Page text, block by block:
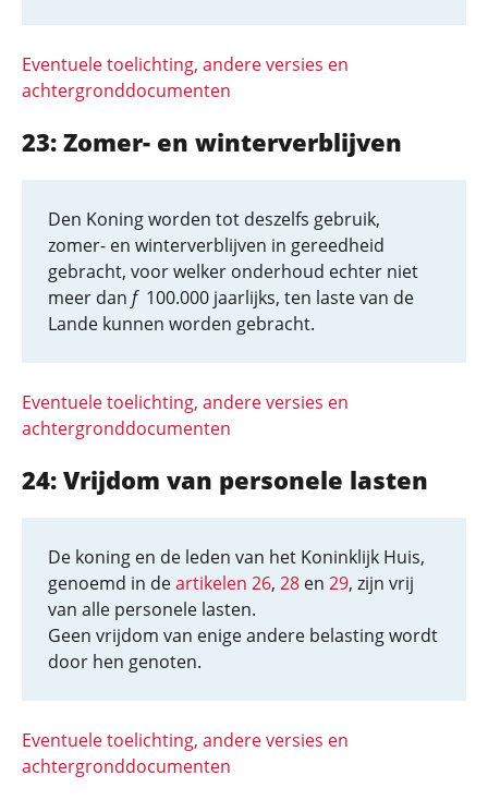
Eventuele toelichting, andere versies en
achtergronddocumenten
23: Zomer- en winterverblijven
Den Koning worden tot deszelfs gebruik,
zomer- en winterverblijven in gereedheid
gebracht, voor welker onderhoud echter niet
meer dan f100.000 jaarlijks, ten laste van de
Lande kunnen worden gebracht.
Eventuele toelichting, andere versies en
achtergronddocumenten
24: Vrijdom van personele lasten
De koning en de leden van het Koninklijk Huis,
genoemd in deartikelen 26, 28 en 29, zijn vrij
van alle personele lasten.
Geen vrijdom van enige andere belasting wordt
door hen genoten.
Eventuele toelichting, andere versies en
achtergronddocumenten